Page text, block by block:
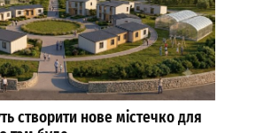
створити нове містечко для